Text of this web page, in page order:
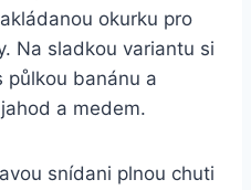
okurku pro
Na sladkou variantu si
půlkou banánu a
a medem.
snídani plnou chuti